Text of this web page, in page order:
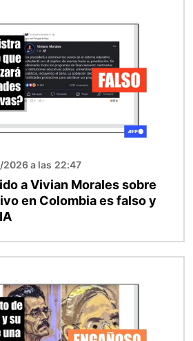
a las 22:47
a Vivian Morales sobre
en Colombia es falso y